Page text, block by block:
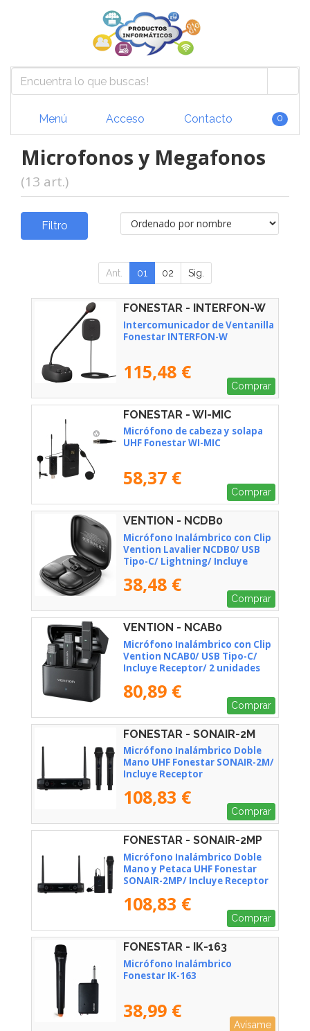
Menú Acceso Contacto 0
Microfonos y Megafonos
(13 art.)
Filtro
Ant. 01 02 Sig.
FONESTAR - INTERFON-W
Intercomunicador de Ventanilla
Fonestar INTERFON-W
115,48 €
Comprar
FONESTAR - WI-MIC
Micrófono de cabeza y solapa
UHF Fonestar WI-MIC
58,37 €
Comprar
VENTION - NCDB0
Micrófono Inalámbrico con Clip
Vention Lavalier NCDB0/ USB
Tipo-C/ Lightning/ Incluye
38,48 €
Comprar
VENTION - NCAB0
Micrófono Inalámbrico con Clip
Vention NCAB0/ USB Tipo-C/
Incluye Receptor/ 2 unidades
80,89 €
Comprar
FONESTAR - SONAIR-2M
Micrófono Inalámbrico Doble
Mano UHF Fonestar SONAIR-2M/
Incluye Receptor
108,83 €
Comprar
FONESTAR - SONAIR-2MP
Micrófono Inalámbrico Doble
Mano y Petaca UHF Fonestar
SONAIR-2MP/ Incluye Receptor
108,83 €
Comprar
FONESTAR - IK-163
Micrófono Inalámbrico
Fonestar IK-163
38,99 €
Avísame